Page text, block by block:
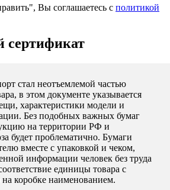
Вы соглашаетесь с политикой
сертификат
стал неотъемлемой частью
в этом документе указывается
характеристики модели и
Без подобных важных бумаг
на территории РФ и
будет проблематично. Бумаги
вместе с упаковкой и чеком,
информации человек без труда
единицы товара с
коробке наименованием.